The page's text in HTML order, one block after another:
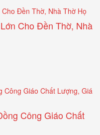
Cho Đền Thờ, Nhà
Công Giáo Chất